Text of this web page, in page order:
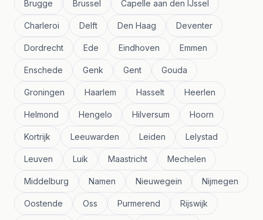
Brugge Brussel Capelle aan den IJssel
Charleroi Delft Den Haag Deventer
Dordrecht Ede Eindhoven Emmen
Enschede Genk Gent Gouda
Groningen Haarlem Hasselt Heerlen
Helmond Hengelo Hilversum Hoorn
Kortrijk Leeuwarden Leiden Lelystad
Leuven Luik Maastricht Mechelen
Middelburg Namen Nieuwegein Nijmegen
Oostende Oss Purmerend Rijswijk